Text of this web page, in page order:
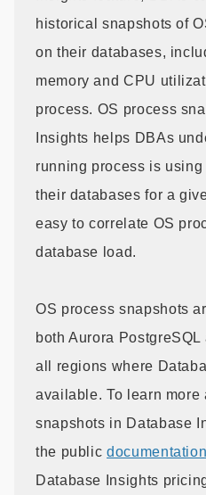
historical snapshots of
on their databases,
memory and CPU
process. OS process
Insights helps DBAs
running process is
their databases for a
easy to correlate OS
database load.
OS process snapshots
both Aurora
all regions where
available. To learn more
snapshots in Database
the publicdocumentation
Database Insights